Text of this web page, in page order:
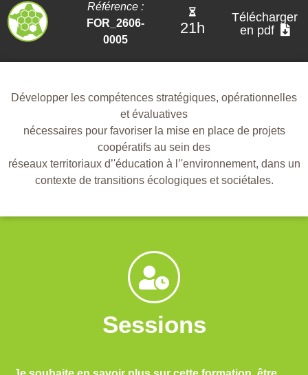
Référence :
FOR_2606-
0005
21h
Télécharger
en pdf
Développer les compétences stratégiques, opérationnelles
et évaluatives
nécessaires pour favoriser la mise en place de projets
coopératifs au sein des
réseaux territoriaux d’'éducation à l’'environnement, dans un
contexte de transitions écologiques et sociétales.
Sessions